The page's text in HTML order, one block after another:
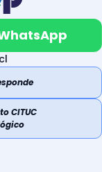
CITUC